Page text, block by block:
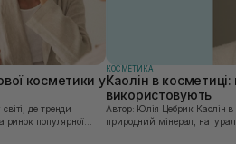
косметики у
ринок популярної
КОСМЕТИКА
Каолін в
використовують
Автор: Юлія Цебрик Каолін в косметології – це
природний мінерал,